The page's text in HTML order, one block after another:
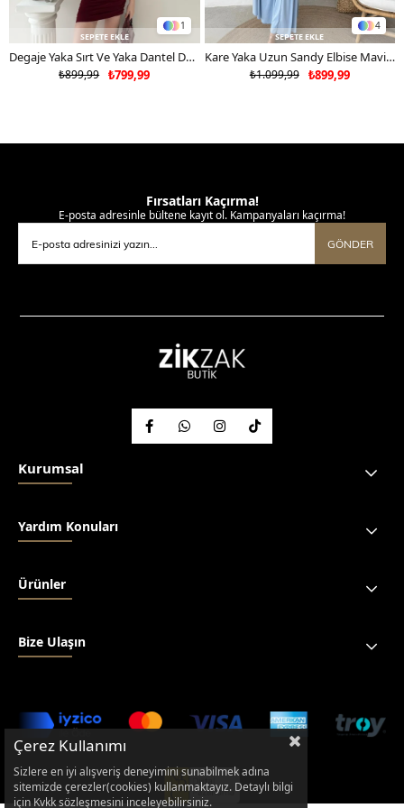
1
SEPETE EKLE
Degaje Yaka Sırt Ve Yaka Dantel Detay Mini Sandy Elbise Bordo 2104
₺799,99
₺899,99
4
SEPETE EKLE
Kare Yaka Uzun Sandy Elbise Mavi 2102
₺899,99
₺1.099,99
Fırsatları Kaçırma!
E-posta adresinle bültene kayıt ol. Kampanyaları kaçırma!
GÖNDER
Kurumsal
Yardım Konuları
Ürünler
Bize Ulaşın
Çerez Kullanımı
Sizlere en iyi alışveriş deneyimini sunabilmek adına
sitemizde çerezler(cookies) kullanmaktayız. Detaylı bilgi
için Kvkk sözleşmesini inceleyebilirsiniz.